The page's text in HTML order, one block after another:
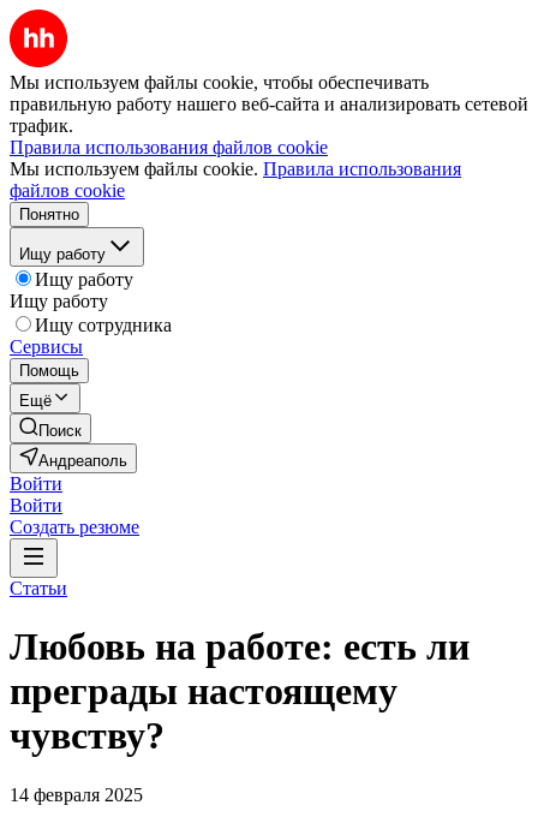
Мы используем файлы cookie, чтобы обеспечивать
правильную работу нашего веб-сайта и анализировать сетевой
трафик.
Правила использования файлов cookie
Мы используем файлы cookie. Правила использования
файлов cookie
Понятно
Ищу работу
Ищу работу
Ищу работу
Ищу сотрудника
Сервисы
Помощь
Ещё
Поиск
Андреаполь
Войти
Войти
Создать резюме
Статьи
Любовь на работе: есть ли
преграды настоящему
чувству?
14 февраля 2025